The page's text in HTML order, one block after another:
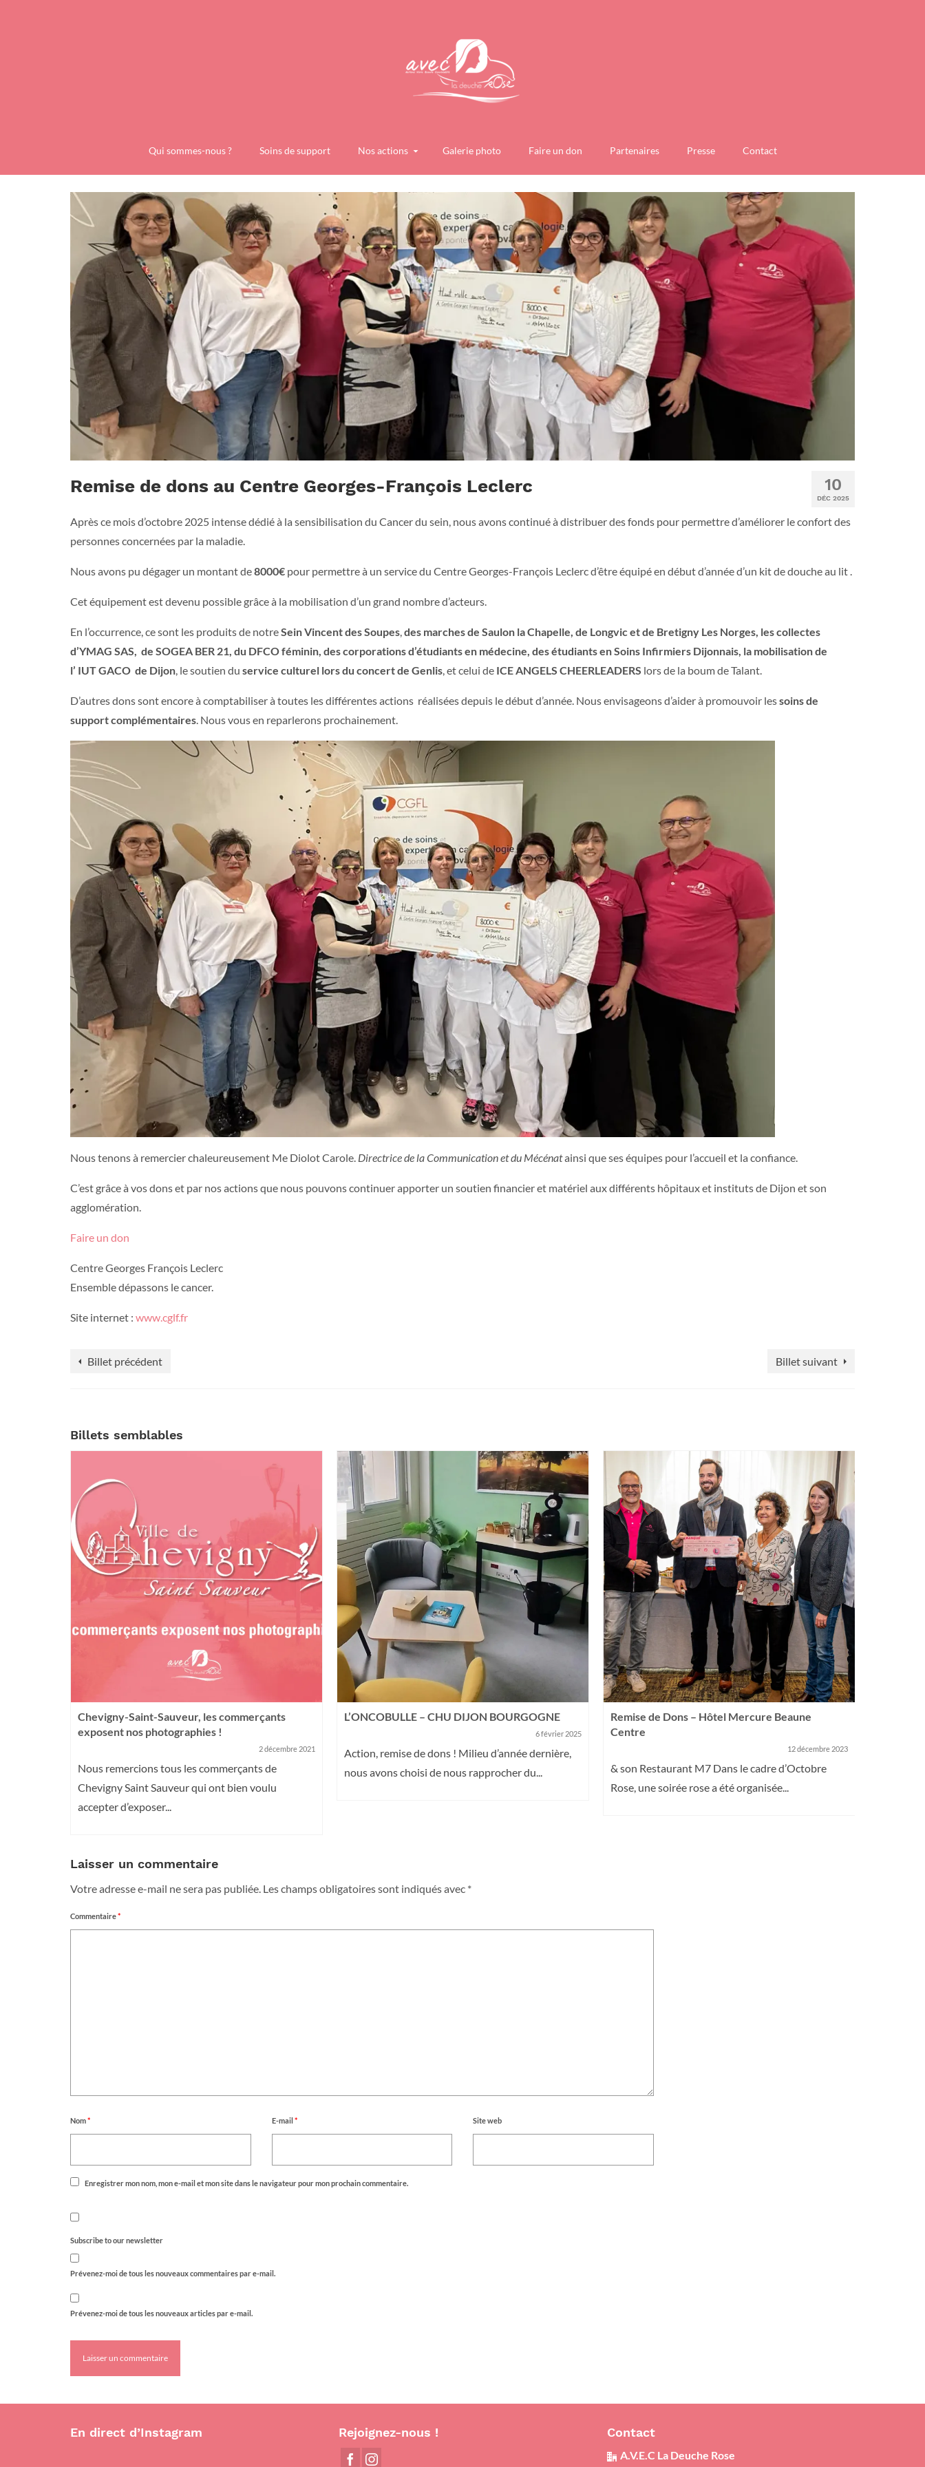
Qui sommes-nous ? Soins de support Nos actions Galerie photo Faire un don Partenaires Presse Contact
10
DÉC 2025
Remise de dons au Centre Georges-François Leclerc
Après ce mois d’octobre 2025 intense dédié à la sensibilisation du Cancer du sein, nous avons continué à distribuer des fonds pour permettre d’améliorer le confort des
personnes concernées par la maladie.
Nous avons pu dégager un montant de8000€ pour permettre à un service du Centre Georges-François Leclerc d’être équipé en début d’année d’un kit de douche au lit .
Cet équipement est devenu possible grâce à la mobilisation d’un grand nombre d’acteurs.
En l’occurrence, ce sont les produits de notreSein Vincent des Soupes des marches de Saulon la Chapelle, de Longvic et de Bretigny Les Norges, les collectes
d’YMAG SAS, de SOGEA BER 21, du DFCO féminin, des corporations d’étudiants en médecine, des étudiants en Soins Infirmiers Dijonnais, la mobilisation de
l’ IUT GACO de Dijon , le soutien du service culturel lors du concert de Genlis , et celui de ICE ANGELS CHEERLEADERS lors de la boum de Talant.
D’autres dons sont encore à comptabiliser à toutes les différentes actions réalisées depuis le début d’année. Nous envisageons d’aider à promouvoir lessoins de
support complémentaires . Nous vous en reparlerons prochainement.
Nous tenons à remercier chaleureusement Me Diolot Carole. Directrice de la Communication et du Mécénatainsi que ses équipes pour l’accueil et la confiance.
C’est grâce à vos dons et par nos actions que nous pouvons continuer apporter un soutien financier et matériel aux différents hôpitaux et instituts de Dijon et son
agglomération.
Faire un don
Centre Georges François Leclerc
Ensemble dépassons le cancer.
Site internet : www.cglf.fr
Billet précédent Billet suivant
Billets semblables
Chevigny-Saint-Sauveur, les commerçants
exposent nos photographies !
2 décembre 2021
Nous remercions tous les commerçants de
Chevigny Saint Sauveur qui ont bien voulu
accepter d’exposer...
L’ONCOBULLE – CHU DIJON BOURGOGNE
6 février 2025
Action, remise de dons ! Milieu d’année dernière,
nous avons choisi de nous rapprocher du...
Remise de Dons – Hôtel Mercure Beaune
Centre
12 décembre 2023
& son Restaurant M7 Dans le cadre d’Octobre
Rose, une soirée rose a été organisée...
Laisser un commentaire
Votre adresse e-mail ne sera pas publiée. Les champs obligatoires sont indiqués avec *
Commentaire*
Nom* E-mail* Site web
Enregistrer mon nom, mon e-mail et mon site dans le navigateur pour mon prochain commentaire.
Subscribe to our newsletter
Prévenez-moi de tous les nouveaux commentaires par e-mail.
Prévenez-moi de tous les nouveaux articles par e-mail.
En direct d’Instagram Rejoignez-nous ! Contact
A.V.E.C La Deuche Rose